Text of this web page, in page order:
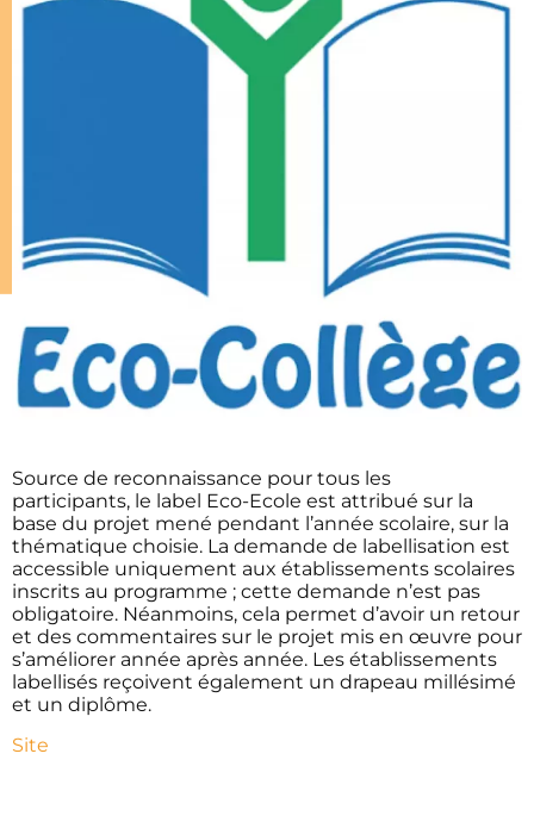
Source de reconnaissance pour tous les
participants, le label Eco-Ecole est attribué sur la
base du projet mené pendant l’année scolaire, sur la
thématique choisie. La demande de labellisation est
accessible uniquement aux établissements scolaires
inscrits au programme ; cette demande n’est pas
obligatoire. Néanmoins, cela permet d’avoir un retour
et des commentaires sur le projet mis en œuvre pour
s’améliorer année après année. Les établissements
labellisés reçoivent également un drapeau millésimé
et un diplôme.
Site